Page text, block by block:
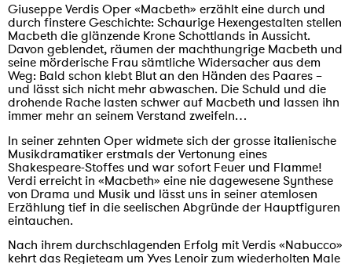
Giuseppe Verdis Oper «Macbeth» erzählt eine durch und
durch finstere Geschichte: Schaurige Hexengestalten stellen
Macbeth die glänzende Krone Schottlands in Aussicht.
Davon geblendet, räumen der machthungrige Macbeth und
seine mörderische Frau sämtliche Widersacher aus dem
Weg: Bald schon klebt Blut an den Händen des Paares –
und lässt sich nicht mehr abwaschen. Die Schuld und die
drohende Rache lasten schwer auf Macbeth und lassen ihn
immer mehr an seinem Verstand zweifeln…
In seiner zehnten Oper widmete sich der grosse italienische
Musikdramatiker erstmals der Vertonung eines
Shakespeare-Stoffes und war sofort Feuer und Flamme!
Verdi erreicht in «Macbeth» eine nie dagewesene Synthese
von Drama und Musik und lässt uns in seiner atemlosen
Erzählung tief in die seelischen Abgründe der Hauptfiguren
eintauchen.
Nach ihrem durchschlagenden Erfolg mit Verdis «Nabucco»
kehrt das Regieteam um Yves Lenoir zum wiederholten Male